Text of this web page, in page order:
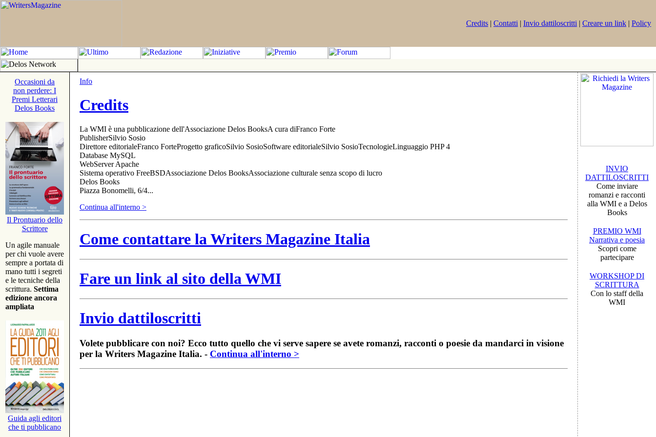
Credits | Contatti | Invio dattiloscritti | Creare un link | Policy
Occasioni da
non perdere: I
Premi Letterari
Delos Books
Il Prontuario dello
Scrittore
Un agile manuale
per chi vuole avere
sempre a portata di
mano tutti i segreti
e le tecniche della
scrittura. Settima
edizione ancora
ampliata
Guida agli editori
che ti pubblicano
Info
Credits
La WMI è una pubblicazione dell'Associazione Delos BooksA cura diFranco Forte
PublisherSilvio Sosio
Direttore editorialeFranco ForteProgetto graficoSilvio SosioSoftware editorialeSilvio SosioTecnologieLinguaggio PHP 4
Database MySQL
WebServer Apache
Sistema operativo FreeBSDAssociazione Delos BooksAssociazione culturale senza scopo di lucro
Delos Books
Piazza Bonomelli, 6/4...
Continua all'interno >
Come contattare la Writers Magazine Italia
Fare un link al sito della WMI
Invio dattiloscritti
Volete pubblicare con noi? Ecco tutto quello che vi serve sapere se avete romanzi, racconti o poesie da mandarci in visione
per la Writers Magazine Italia. - Continua all'interno >
INVIO
DATTILOSCRITTI
Come inviare
romanzi e racconti
alla WMI e a Delos
Books
PREMIO WMI
Narrativa e poesia
Scopri come
partecipare
WORKSHOP DI
SCRITTURA
Con lo staff della
WMI